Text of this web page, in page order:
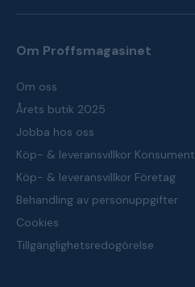
Om Proffsmagasinet
Om oss
Årets butik 2025
Jobba hos oss
Köp- & leveransvillkor Konsument
Köp- & leveransvillkor Företag
Behandling av personuppgifter
Cookies
Tillgänglighetsredogörelse